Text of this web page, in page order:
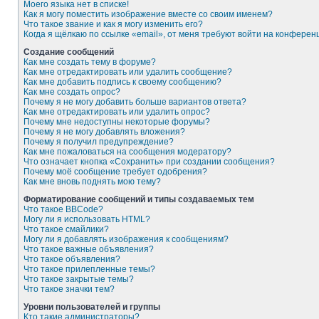
Моего языка нет в списке!
Как я могу поместить изображение вместе со своим именем?
Что такое звание и как я могу изменить его?
Когда я щёлкаю по ссылке «email», от меня требуют войти на
Создание сообщений
Как мне создать тему в форуме?
Как мне отредактировать или удалить сообщение?
Как мне добавить подпись к своему сообщению?
Как мне создать опрос?
Почему я не могу добавить больше вариантов ответа?
Как мне отредактировать или удалить опрос?
Почему мне недоступны некоторые форумы?
Почему я не могу добавлять вложения?
Почему я получил предупреждение?
Как мне пожаловаться на сообщения модератору?
Что означает кнопка «Сохранить» при создании сообщения?
Почему моё сообщение требует одобрения?
Как мне вновь поднять мою тему?
Форматирование сообщений и типы создаваемых тем
Что такое BBCode?
Могу ли я использовать HTML?
Что такое смайлики?
Могу ли я добавлять изображения к сообщениям?
Что такое важные объявления?
Что такое объявления?
Что такое прилепленные темы?
Что такое закрытые темы?
Что такое значки тем?
Уровни пользователей и группы
Кто такие администраторы?